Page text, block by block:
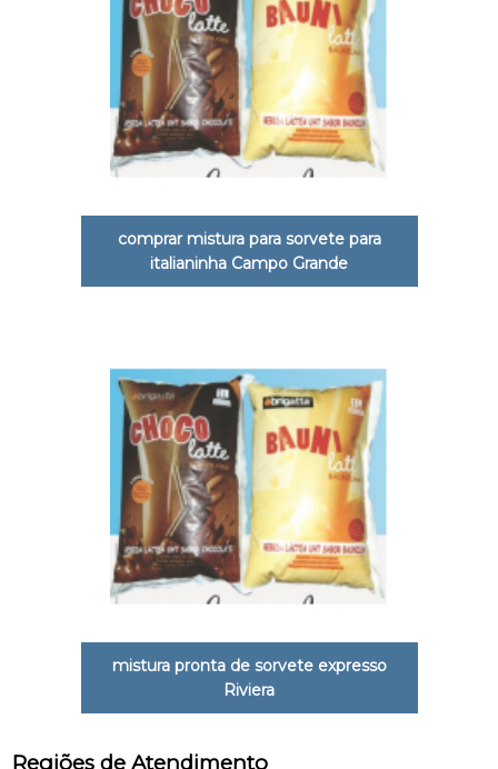
comprar mistura para sorvete para
italianinha Campo Grande
mistura pronta de sorvete expresso
Riviera
Regiões de Atendimento